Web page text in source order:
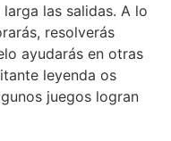
las salidas. A lo
resolverás
ayudarás en otras
leyenda os
juegos logran